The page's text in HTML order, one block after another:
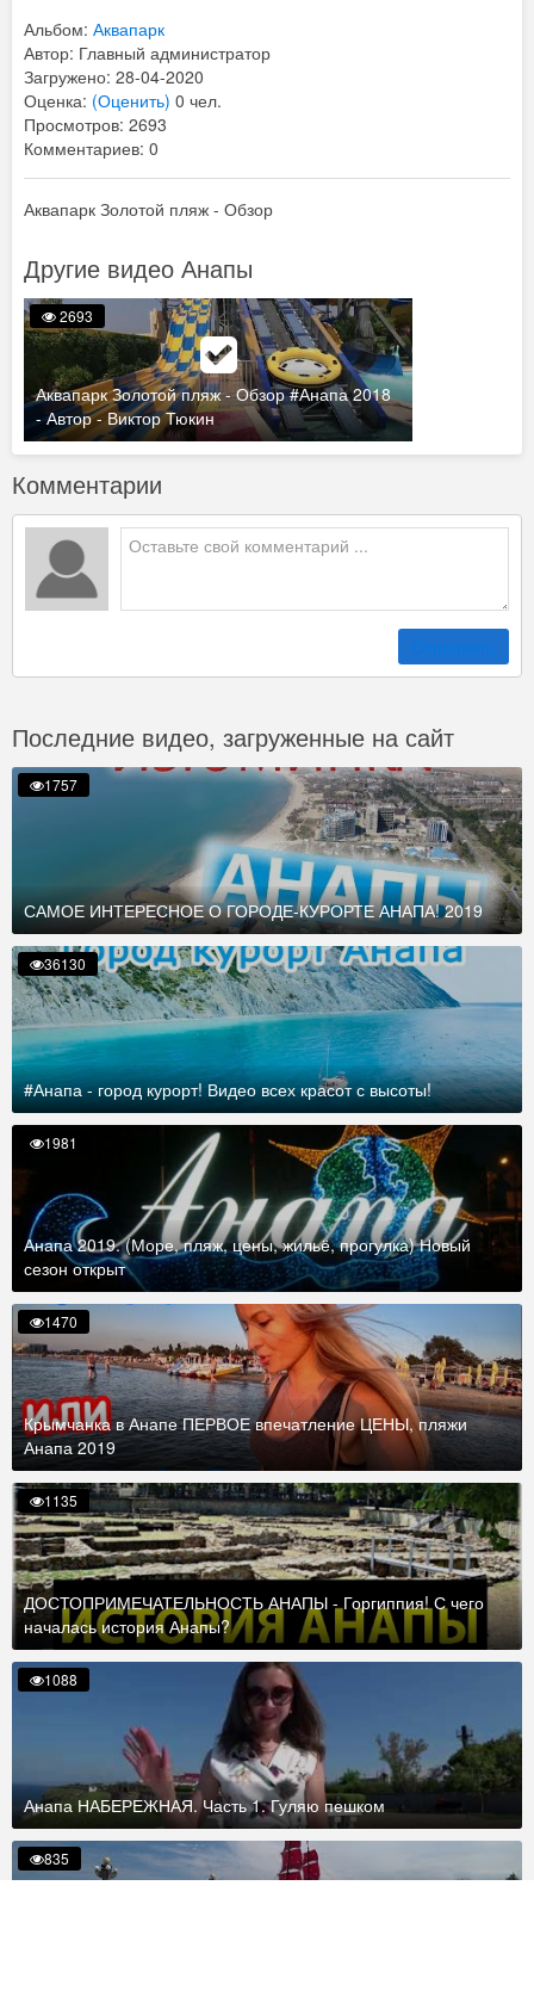
Альбом: Аквапарк
Автор: Главный администратор
Загружено: 28-04-2020
Оценка: (Оценить) 0 чел.
Просмотров: 2693
Комментариев: 0
Аквапарк Золотой пляж - Обзор
Другие видео Анапы
Аквапарк Золотой пляж - Обзор #Анапа 2018
- Автор - Виктор Тюкин
2693
Комментарии
Отправить
Последние видео, загруженные на сайт
САМОЕ ИНТЕРЕСНОЕ О ГОРОДЕ-КУРОРТЕ АНАПА! 2019
1757
#Анапа - город курорт! Видео всех красот с высоты!
36130
Анапа 2019. (Море, пляж, цены, жильё, прогулка) Новый
сезон открыт
1981
Крымчанка в Анапе ПЕРВОЕ впечатление ЦЕНЫ, пляжи
Анапа 2019
1470
ДОСТОПРИМЕЧАТЕЛЬНОСТЬ АНАПЫ - Горгиппия! С чего
началась история Анапы?
1135
Анапа НАБЕРЕЖНАЯ. Часть 1. Гуляю пешком
1088
835